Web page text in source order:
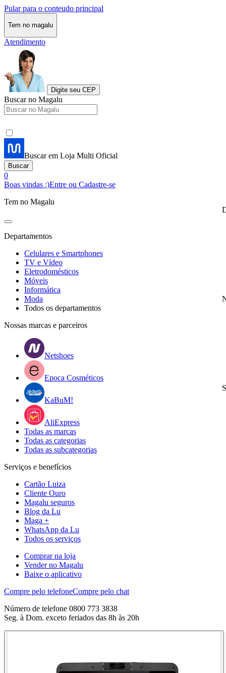
Pular para o conteudo principal
Tem no magalu
Atendimento
Digite seu CEP
Buscar no Magalu
Buscar em Loja Multi Oficial
Buscar
0
Boas vindas :)Entre ou Cadastre-se
Tem no Magalu
Departamentos
Celulares e Smartphones
TV e Vídeo
Eletrodomésticos
Móveis
Informática
Moda
Todos os departamentos
Nossas marcas e parceiros
Netshoes
Epoca Cosméticos
KaBuM!
AliExpress
Todas as marcas
Todas as categorias
Todas as subcategorias
Serviços e benefícios
Cartão Luiza
Cliente Ouro
Magalu seguros
Blog da Lu
Maga +
WhatsApp da Lu
Todos os serviços
Comprar na loja
Vender no Magalu
Baixe o aplicativo
Compre pelo telefoneCompre pelo chat
Número de telefone 0800 773 3838
Seg. à Dom. exceto feriados das 8h às 20h